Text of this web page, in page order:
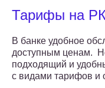
Тарифы на
В банке удобное
доступным ценам.
подходящий и
с видами тарифов и